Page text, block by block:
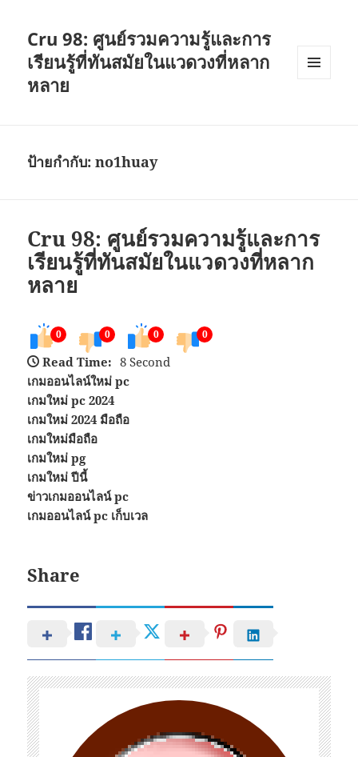
Cru 98: ศูนย์รวมความรู้และการ
เรียนรู้ที่ทันสมัยในแวดวงที่หลาก
หลาย
ป้ายกำกับ:no1huay
Cru 98: ศูนย์รวมความรู้และการ
เรียนรู้ที่ทันสมัยในแวดวงที่หลาก
หลาย
0 0 0 0
Read Time: 8 Second
เกมออนไลน์ใหม่ pc
เกมใหม่ pc 2024
เกมใหม่ 2024 มือถือ
เกมใหม่มือถือ
เกมใหม่ pg
เกมใหม่ ปีนี้
ข่าวเกมออนไลน์ pc
เกมออนไลน์ pc เก็บเวล
Share